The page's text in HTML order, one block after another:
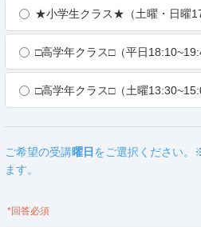
★小学生クラス★（土曜・日曜
□高学年クラス□（平日
□高学年クラス□（土曜
ご希望の受講曜日 をご選択ください
ます。
*回答必須